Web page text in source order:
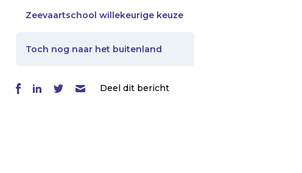
Zeevaartschool willekeurige keuze
Toch nog naar het buitenland
Deel dit bericht